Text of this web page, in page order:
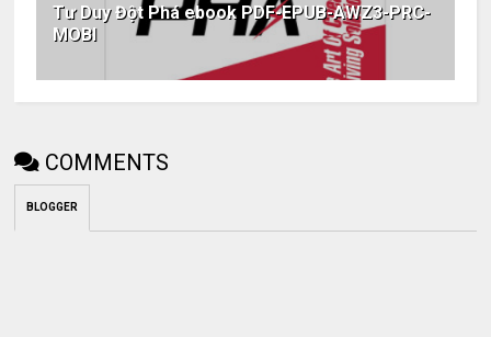
Tư Duy Đột Phá ebook PDF-EPUB-AWZ3-PRC-
MOBI
COMMENTS
BLOGGER